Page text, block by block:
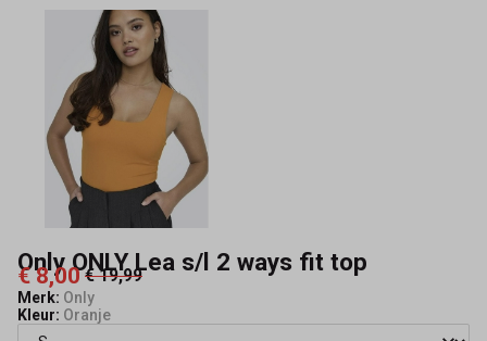
Capisce
Mode
Only ONLY Lea s/l 2 ways fit top
€ 8,00 € 19,99
Merk: Only
Kleur: Oranje